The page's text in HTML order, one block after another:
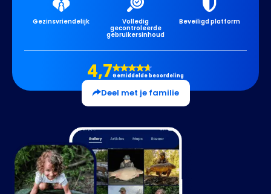
Gezinsvriendelijk Volledig
gecontroleerde
gebruikersinhoud
Beveiligd platform
4,7Gemiddelde beoordeling
Deel met je familie